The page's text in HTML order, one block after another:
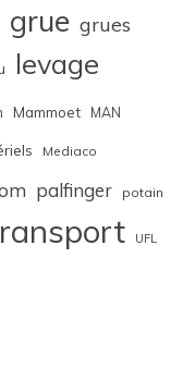
grue grues
levage
Mammoet MAN
Mediaco
palfinger potain
UFL